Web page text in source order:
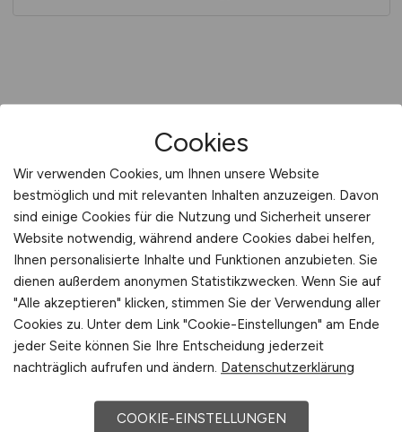
IMMOBILIEN.JOBS
Du suchst eine neue berufliche
Herausforderung? Dein Job in der
Immobilienbranche wartet auf Dich!
Cookies
Wir verwenden Cookies, um Ihnen unsere Website
bestmöglich und mit relevanten Inhalten anzuzeigen. Davon
sind einige Cookies für die Nutzung und Sicherheit unserer
Website notwendig, während andere Cookies dabei helfen,
Ihnen personalisierte Inhalte und Funktionen anzubieten. Sie
dienen außerdem anonymen Statistikzwecken. Wenn Sie auf
"Alle akzeptieren" klicken, stimmen Sie der Verwendung aller
Cookies zu. Unter dem Link "Cookie-Einstellungen" am Ende
jeder Seite können Sie Ihre Entscheidung jederzeit
nachträglich aufrufen und ändern. Datenschutzerklärung
COOKIE-EINSTELLUNGEN